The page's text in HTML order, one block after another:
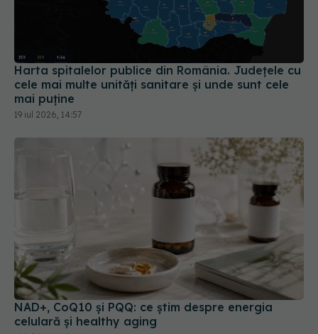
Harta spitalelor publice din România. Județele cu
cele mai multe unități sanitare și unde sunt cele
mai puține
19 iul 2026, 14:57
NAD+, CoQ10 și PQQ: ce știm despre energia
celulară și healthy aging
15 iul 2026, 15:49